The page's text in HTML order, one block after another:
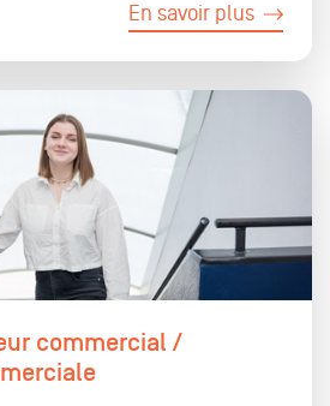
En savoir plus
commercial /